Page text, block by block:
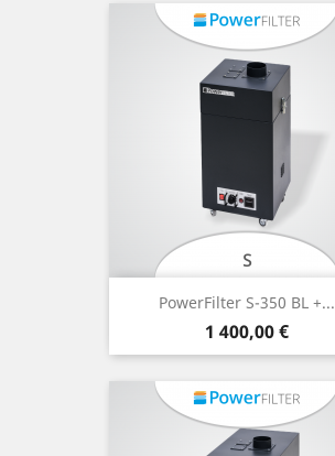
PowerFilter S-350 BL +...
Ár
1 400,00 €